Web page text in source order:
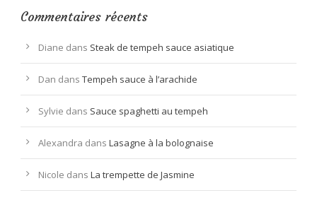
Commentaires récents
Diane dans Steak de tempeh sauce asiatique
Dan dans Tempeh sauce à l’arachide
Sylvie dans Sauce spaghetti au tempeh
Alexandra dans Lasagne à la bolognaise
Nicole dans La trempette de Jasmine